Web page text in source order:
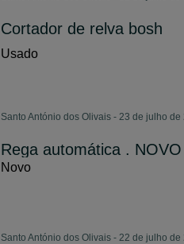
Cortador de relva bosh
Usado
Santo António dos Olivais - 23 de julho de
Rega automática . NOVO
Novo
Santo António dos Olivais - 22 de julho de